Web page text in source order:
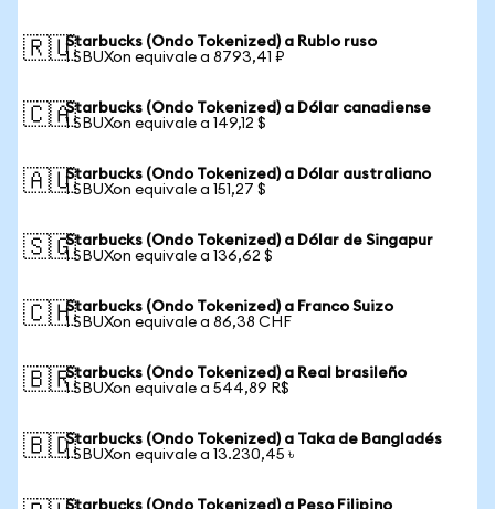
🇷🇺Starbucks (Ondo Tokenized) a Rublo ruso
1 SBUXon equivale a 8793,41 ₽
🇨🇦Starbucks (Ondo Tokenized) a Dólar canadiense
1 SBUXon equivale a 149,12 $
🇦🇺Starbucks (Ondo Tokenized) a Dólar australiano
1 SBUXon equivale a 151,27 $
🇸🇬Starbucks (Ondo Tokenized) a Dólar de Singapur
1 SBUXon equivale a 136,62 $
🇨🇭Starbucks (Ondo Tokenized) a Franco Suizo
1 SBUXon equivale a 86,38 CHF
🇧🇷Starbucks (Ondo Tokenized) a Real brasileño
1 SBUXon equivale a 544,89 R$
🇧🇩Starbucks (Ondo Tokenized) a Taka de Bangladés
1 SBUXon equivale a 13.230,45 ৳
Starbucks (Ondo Tokenized) a Peso Filipino